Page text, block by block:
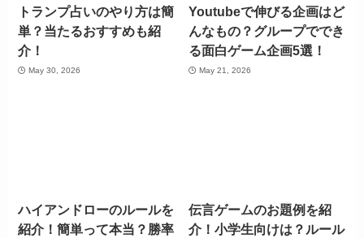
トランプ占いのやり方は簡
単？当たるおすすめも紹
介！
May 30, 2026
Youtubeで伸びる企画はど
んなもの？グループででき
る面白ゲーム企画5選！
May 21, 2026
ハイアンドローのルールを
紹介！簡単って本当？勝率
伝言ゲームのお題例を紹
介！小学生向けは？ルール